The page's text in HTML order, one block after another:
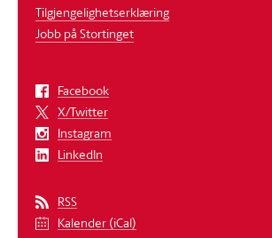
Tilgjengelighetserklæring
Jobb på Stortinget
Facebook
X/Twitter
Instagram
LinkedIn
RSS
Kalender (iCal)